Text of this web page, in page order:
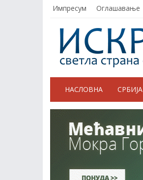
Импресум Оглашавање
НАСЛОВНА СРБИЈА